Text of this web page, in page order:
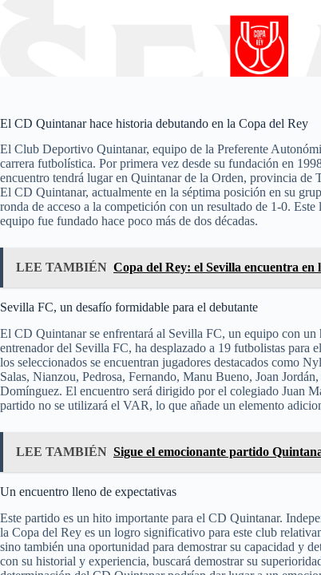
El CD Quintanar hace historia debutando en la Copa del Rey
El Club Deportivo Quintanar, equipo de la Preferente
carrera futbolística. Por primera vez desde su fundación en
encuentro tendrá lugar en Quintanar de la Orden, provincia
El CD Quintanar, actualmente en la séptima posición en su
ronda de acceso a la competición con un resultado de 1-0.
equipo fue fundado hace poco más de dos décadas.
LEE TAMBIÉN Copa del Rey: el Sevilla encuentra
Sevilla FC, un desafío formidable para el debutante
El CD Quintanar se enfrentará al Sevilla FC, un equipo con
entrenador del Sevilla FC, ha desplazado a 19 futbolistas para
los seleccionados se encuentran jugadores destacados como
Salas, Nianzou, Pedrosa, Fernando, Manu Bueno, Joan
Domínguez. El encuentro será dirigido por el colegiado Juan
partido no se utilizará el VAR, lo que añade un elemento
LEE TAMBIÉN Sigue el emocionante partido
Un encuentro lleno de expectativas
Este partido es un hito importante para el CD Quintanar.
la Copa del Rey es un logro significativo para este club
sino también una oportunidad para demostrar su capacidad y
con su historial y experiencia, buscará demostrar su